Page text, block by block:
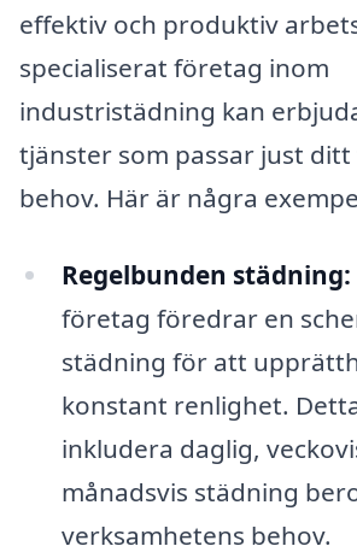
effektiv och produktiv
specialiserat företag inom
industristädning kan
tjänster som passar just
behov. Här är några
Regelbunden städning:
företag föredrar en
städning för att
konstant renlighet.
inkludera daglig,
månadsvis städning
verksamhetens behov.